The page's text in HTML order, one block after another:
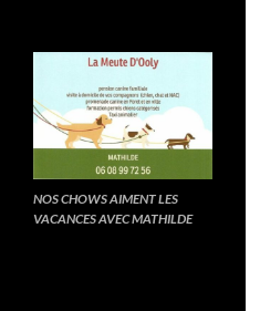
NOS CHOWS AIMENT LES
VACANCES AVEC MATHILDE